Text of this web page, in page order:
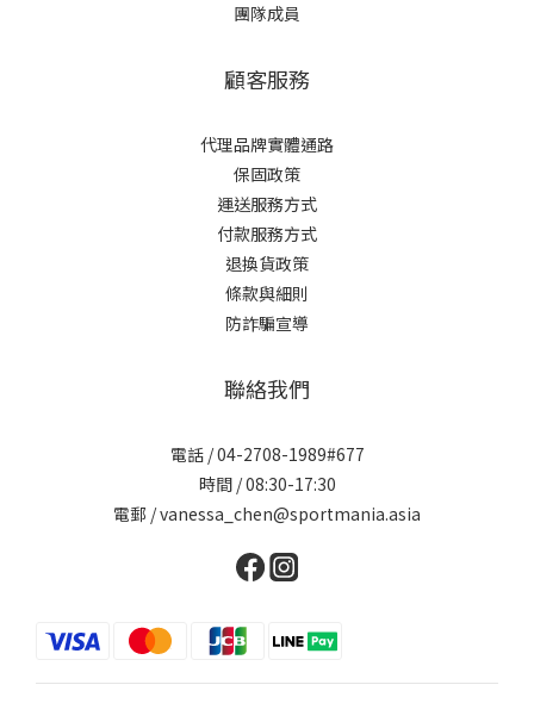
團隊成員
顧客服務
代理品牌實體通路
保固政策
運送服務方式
付款服務方式
退換貨政策
條款與細則
防詐騙宣導
聯絡我們
電話 / 04-2708-1989#677
時間 / 08:30-17:30
電郵 / vanessa_chen@sportmania.asia